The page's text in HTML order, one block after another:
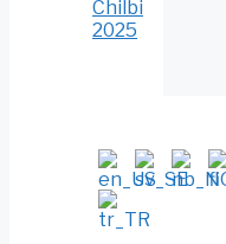
Chilbi
2025